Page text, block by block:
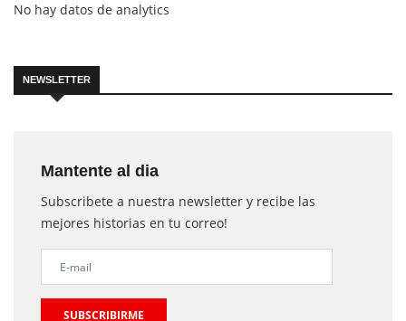
No hay datos de analytics
NEWSLETTER
Mantente al dia
Subscribete a nuestra newsletter y recibe las
mejores historias en tu correo!
SUBSCRIBIRME